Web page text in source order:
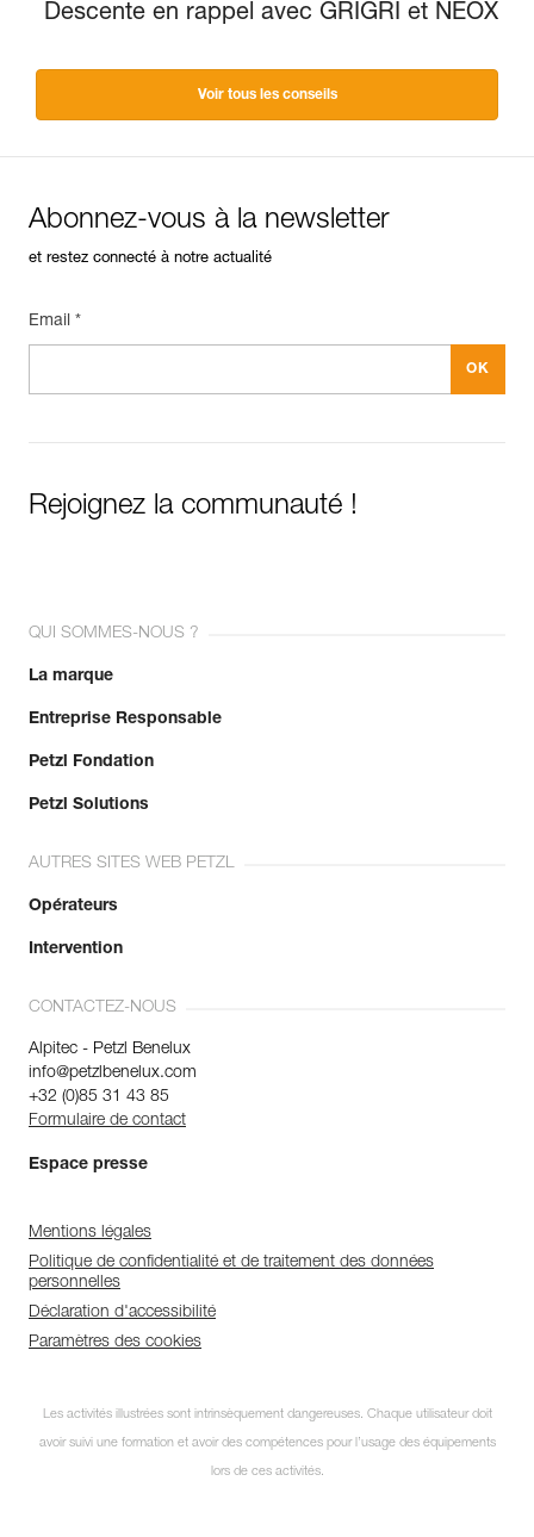
Descente en rappel avec GRIGRI et NEOX
Voir tous les conseils
newsletter
et restez connecté à notre
Abonnez-vous à la newsletter
et restez connecté à notre actualité
Email *
Rejoignez la communauté !
QUI SOMMES-NOUS ?
La marque
Entreprise Responsable
Petzl Fondation
Petzl Solutions
AUTRES SITES WEB PETZL
Opérateurs
Intervention
CONTACTEZ-NOUS
Alpitec - Petzl Benelux
info@petzlbenelux.com
+32 (0)85 31 43 85
Formulaire de contact
Espace presse
Mentions légales
Politique de confidentialité et de traitement des données
personnelles
Déclaration d'accessibilité
Paramètres des cookies
Les activités illustrées sont intrinsèquement dangereuses. Chaque utilisateur doit
avoir suivi une formation et avoir des compétences pour l’usage des équipements
lors de ces activités.